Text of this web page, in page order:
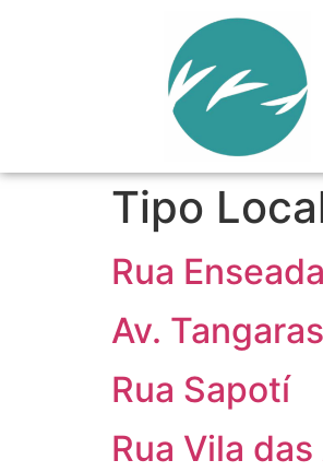
Tipo
Rua
Av. Tangaras
Rua Sapotí
Rua Vila